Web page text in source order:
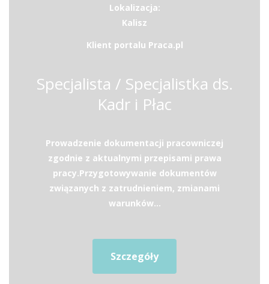
Lokalizacja:
Kalisz
Klient portalu Praca.pl
Specjalista / Specjalistka ds.
Kadr i Płac
Prowadzenie dokumentacji pracowniczej
zgodnie z aktualnymi przepisami prawa
pracy.Przygotowywanie dokumentów
związanych z zatrudnieniem, zmianami
warunków...
Szczegóły